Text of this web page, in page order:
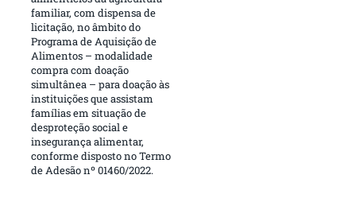
familiar, com dispensa de
licitação, no âmbito do
Programa de Aquisição de
Alimentos – modalidade
compra com doação
simultânea – para doação às
instituições que assistam
famílias em situação de
desproteção social e
insegurança alimentar,
conforme disposto no Termo
de Adesão nº 01460/2022.